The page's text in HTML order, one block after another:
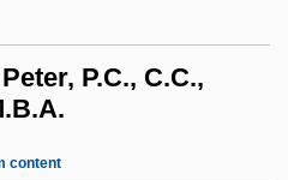
P.C., C.C.,
content